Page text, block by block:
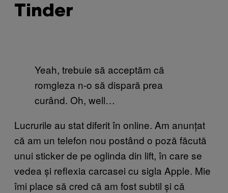
Tinder
Yeah, trebuie să acceptăm că
romgleza n-o să dispară prea
curând. Oh, well…
Lucrurile au stat diferit în online. Am anunțat
că am un telefon nou postând o poză făcută
unui sticker de pe oglinda din lift, în care se
vedea și reflexia carcasei cu sigla Apple. Mie
îmi place să cred că am fost subtil și că